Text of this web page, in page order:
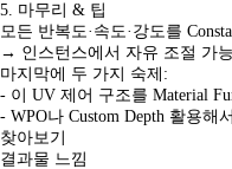
5. 마무리 & 팁
모든 반복도·속도·강도를
→ 인스턴스에서 자유 조절 가능
마지막에 두 가지 숙제:
- 이 UV 제어 구조를 Material
- WPO나 Custom Depth 활용
찾아보기
결과물 느낌